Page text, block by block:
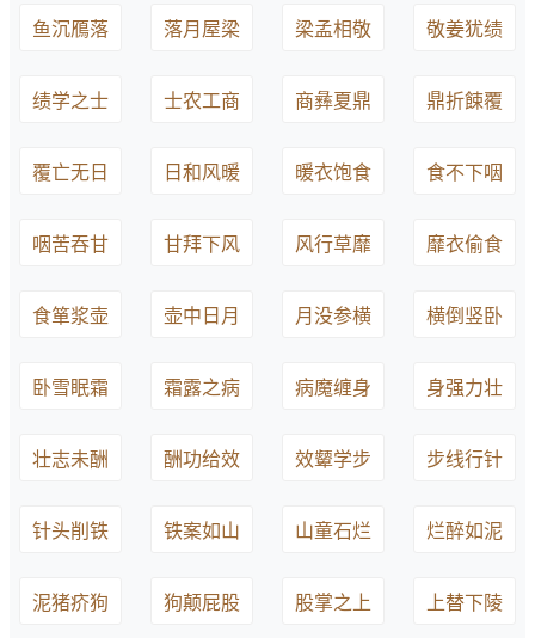
鱼沉鴈落 落月屋梁 梁孟相敬 敬姜犹绩
绩学之士 士农工商 商彝夏鼎 鼎折餗覆
覆亡无日 日和风暖 暖衣饱食 食不下咽
咽苦吞甘 甘拜下风 风行草靡 靡衣偷食
食箪浆壶 壶中日月 月没参横 横倒竖卧
卧雪眠霜 霜露之病 病魔缠身 身强力壮
壮志未酬 酬功给效 效颦学步 步线行针
针头削铁 铁案如山 山童石烂 烂醉如泥
泥猪疥狗 狗颠屁股 股掌之上 上替下陵